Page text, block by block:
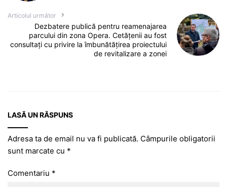
Articolul următor
Dezbatere publică pentru reamenajarea
parcului din zona Opera. Cetățenii au fost
consultați cu privire la îmbunătățirea proiectului
de revitalizare a zonei
LASĂ UN RĂSPUNS
Adresa ta de email nu va fi publicată. Câmpurile obligatorii
sunt marcate cu *
Comentariu *